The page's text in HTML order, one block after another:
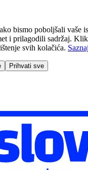
bismo poboljšali vaše
i prilagodili sadržaj.
svih kolačića.
Prihvati sve